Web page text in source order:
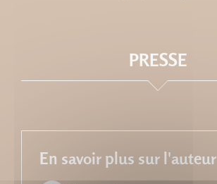
PRESSE
En savoir plus sur l'auteur